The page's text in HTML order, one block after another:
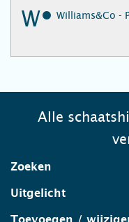
W Williams&Co -
Alle
Zoeken
Uitgelicht